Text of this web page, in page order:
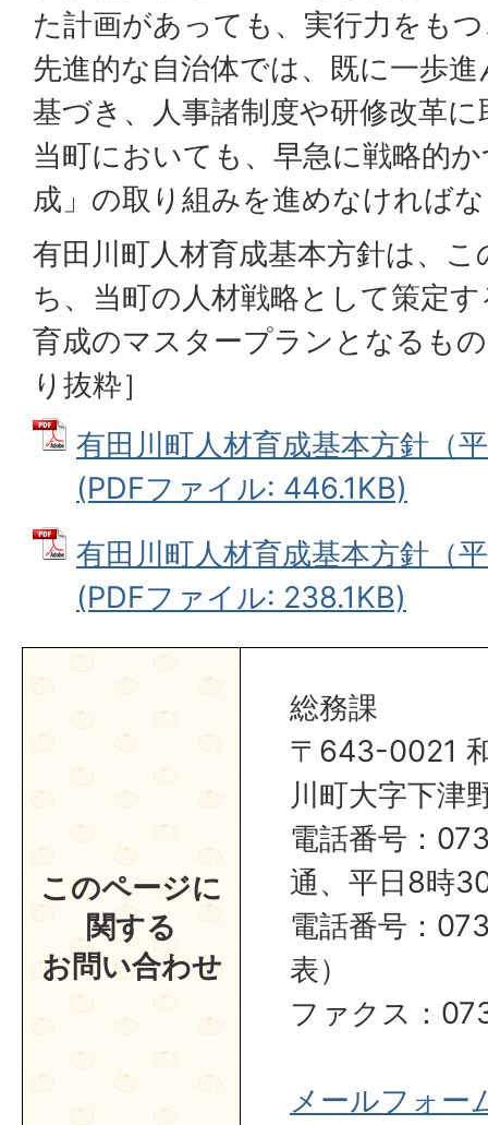
た計画があっても、実行力をも
先進的な自治体では、既に一歩
基づき、人事諸制度や研修改革
当町においても、早急に戦略的
成」の取り組みを進めなければ
有田川町人材育成基本方針は、
ち、当町の人材戦略として策定
育成のマスタープランとなるも
り抜粋］
有田川町人材育成基本方針（
(PDFファイル: 446.1KB)
有田川町人材育成基本方針（
(PDFファイル: 238.1KB)
このページに
関する
お問い合わせ
総務課
〒643-0021
川町大字下津
電話番号：
通、平日8時
電話番号：
表）
ファクス：
メールフォー